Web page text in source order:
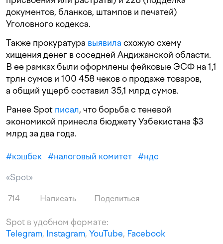
документов, бланков, штампов и печатей)
Уголовного кодекса.
Также прокуратура выявила схожую схему
хищения денег в соседней Андижанской области.
В ее рамках были оформлены фейковые ЭСФ на 1,1
трлн сумов и 100 458 чеков о продаже товаров,
а общий ущерб составил 35,1 млрд сумов.
Ранее Spot писал, что борьба с теневой
экономикой принесла бюджету Узбекистана $3
млрд за два года.
#кэшбек #налоговый комитет #ндс
«Spot»
714 Написать Поделиться
Spot в удобном формате:
Telegram, Instagram, YouTube, Facebook